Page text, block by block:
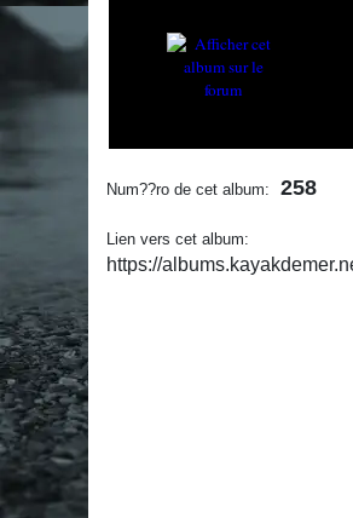
Num??ro de cet album: 258
Lien vers cet album:
https://